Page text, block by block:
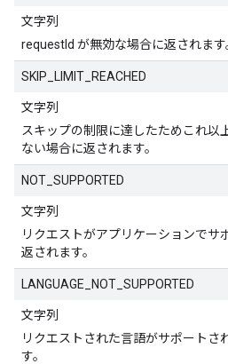
文字列
requestId が無効な場合に返されます
SKIP_LIMIT_REACHED
文字列
スキップの制限に達したためこれ以
ない場合に返されます。
NOT_SUPPORTED
文字列
リクエストがアプリケーションでサ
返されます。
LANGUAGE_NOT_SUPPORTED
文字列
リクエストされた言語がサポートさ
す。